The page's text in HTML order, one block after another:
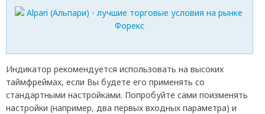
Индикатор рекомендуется использовать на высоких
таймфреймах, если Вы будете его применять со
стандартными настройками. Попробуйте сами поизменять
настройки (например, два первых входных параметра) и